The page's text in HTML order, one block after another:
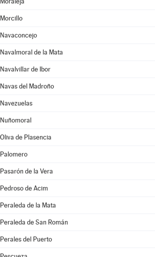
Morcillo
Navaconcejo
Navalmoral de la Mata
Navalvillar de Ibor
Navas del Madroño
Navezuelas
Nuñomoral
Oliva de Plasencia
Palomero
Pasarón de la Vera
Pedroso de Acim
Peraleda de la Mata
Peraleda de San Román
Perales del Puerto